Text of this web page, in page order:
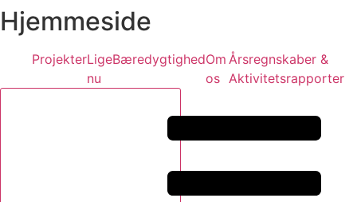
Hjemmeside
ProjekterLige
nu
BæredygtighedOm
os
Årsregnskaber &
Aktivitetsrapporter